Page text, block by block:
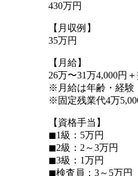
430万円
【月収例】
35万円
【月給】
26万〜31万4,000円
※月給は年齢・経験
※固定残業代4万
【資格手当】
◼︎1級：5万円
◼︎2級：2～3万円
◼︎3級：1万円
◼︎検査員：3～5万円